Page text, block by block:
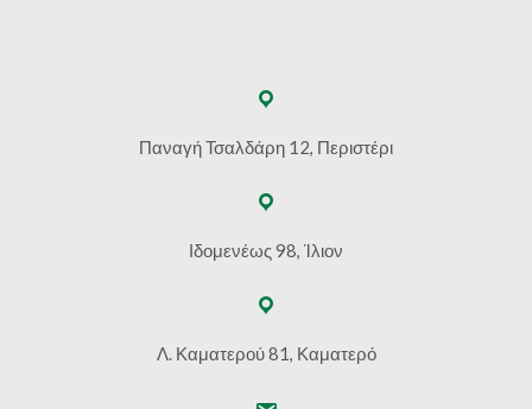
Παναγή Τσαλδάρη 12, Περιστέρι
Ιδομενέως 98, Ίλιον
Λ. Καματερού 81, Καματερό